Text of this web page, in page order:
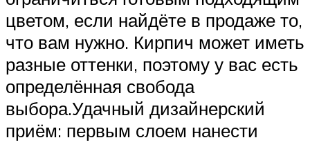
цветом, если найдёте в продаже то,
что вам нужно. Кирпич может иметь
разные оттенки, поэтому у вас есть
определённая свобода
выбора.Удачный дизайнерский
приём: первым слоем нанести